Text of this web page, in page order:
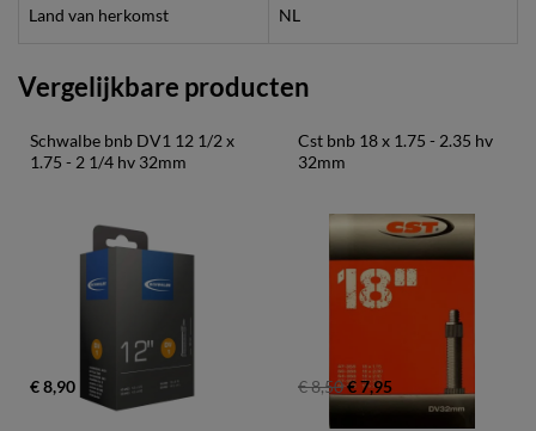
Land van herkomst NL
Vergelijkbare producten
Schwalbe bnb DV1 12 1/2 x
1.75 - 2 1/4 hv 32mm
€ 8,90
Cst bnb 18 x 1.75 - 2.35 hv
32mm
€ 8,50€ 7,95